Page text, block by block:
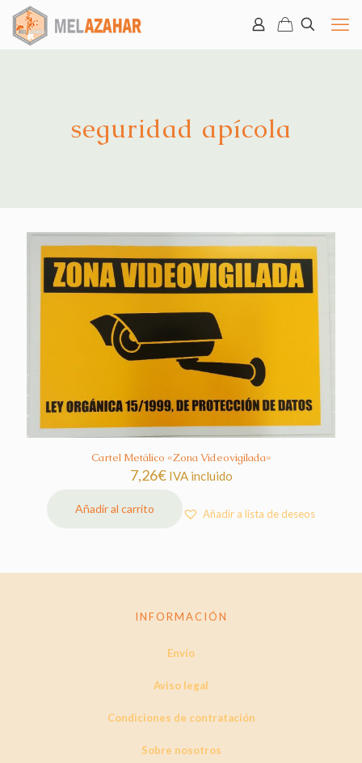
seguridad apícola
Cartel Metálico «Zona Videovigilada»
7,26€ IVA incluido
Añadir al carrito Añadir a lista de deseos
INFORMACIÓN
Envío
Aviso legal
Condiciones de contratación
Sobre nosotros